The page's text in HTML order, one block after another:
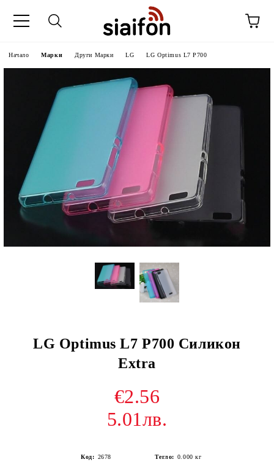
Начало Марки Други Марки LG LG Optimus L7 P700
LG Optimus L7 P700 Силикон
Extra
€2.56
5.01лв.
Код: 2678 Тегло: 0.000 кг